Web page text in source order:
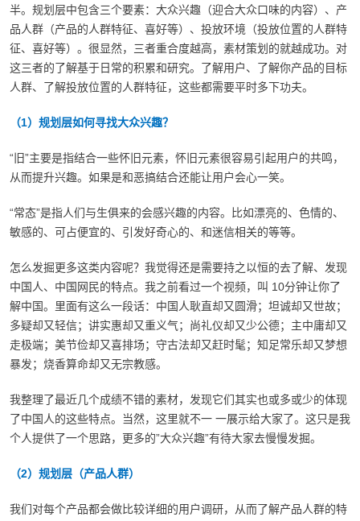
半。规划层中包含三个要素：大众兴趣（迎合大众口味的内容）、产
品人群（产品的人群特征、喜好等）、投放环境（投放位置的人群特
征、喜好等）。很显然，三者重合度越高，素材策划的就越成功。对
这三者的了解基于日常的积累和研究。了解用户、了解你产品的目标
人群、了解投放位置的人群特征，这些都需要平时多下功夫。
（1）规划层如何寻找大众兴趣？
“旧”主要是指结合一些怀旧元素，怀旧元素很容易引起用户的共鸣，
从而提升兴趣。如果是和恶搞结合还能让用户会心一笑。
“常态”是指人们与生俱来的会感兴趣的内容。比如漂亮的、色情的、
敏感的、可占便宜的、引发好奇心的、和迷信相关的等等。
怎么发掘更多这类内容呢？我觉得还是需要持之以恒的去了解、发现
中国人、中国网民的特点。我之前看过一个视频，叫 10分钟让你了
解中国。里面有这么一段话：中国人耿直却又圆滑；坦诚却又世故；
多疑却又轻信；讲实惠却又重义气；尚礼仪却又少公德；主中庸却又
走极端；美节俭却又喜排场；守古法却又赶时髦；知足常乐却又梦想
暴发；烧香算命却又无宗教感。
我整理了最近几个成绩不错的素材，发现它们其实也或多或少的体现
了中国人的这些特点。当然，这里就不一 一展示给大家了。 这只是我
个人提供了一个思路，更多的”大众兴趣”有待大家去慢慢发掘。
（2）规划层（产品人群）
我们对每个产品都会做比较详细的用户调研，从而了解产品人群的特